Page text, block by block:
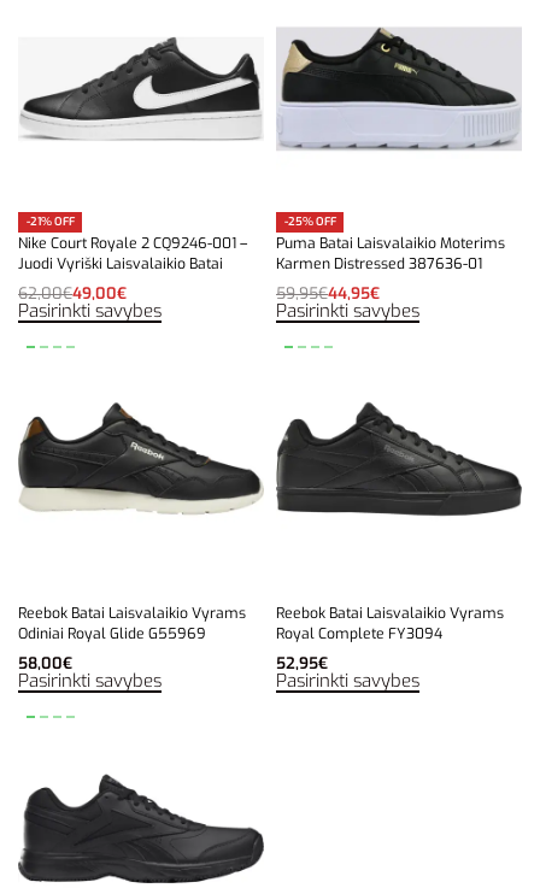
-21% OFF
Nike Court Royale 2 CQ9246-001 –
Juodi Vyriški Laisvalaikio Batai
62,00€49,00€
Pasirinkti savybes
-25% OFF
Puma Batai Laisvalaikio Moterims
Karmen Distressed 387636-01
59,95€44,95€
Pasirinkti savybes
Reebok Batai Laisvalaikio Vyrams
Odiniai Royal Glide G55969
58,00€
Pasirinkti savybes
Reebok Batai Laisvalaikio Vyrams
Royal Complete FY3094
52,95€
Pasirinkti savybes